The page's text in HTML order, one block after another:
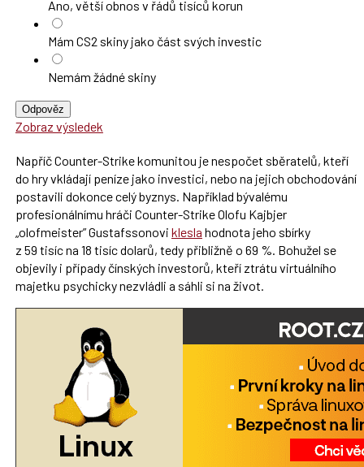
Ano, větší obnos v řádů tisíců korun
Mám CS2 skiny jako část svých investic
Nemám žádné skiny
Odpověz
Zobraz výsledek
Napříč Counter-Strike komunitou je nespočet sběratelů, kteří
do hry vkládají peníze jako investici, nebo na jejich obchodování
postavili dokonce celý byznys. Například bývalému
profesionálnímu hráči Counter-Strike Olofu Kajbjer
„olofmeister” Gustafssonovi klesla hodnota jeho sbírky
z 59 tisíc na 18 tisíc dolarů, tedy přibližně o 69 %. Bohužel se
objevily i případy čínských investorů, kteří ztrátu virtuálního
majetku psychicky nezvládli a sáhli si na život.